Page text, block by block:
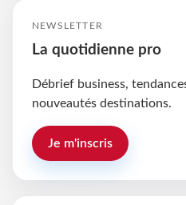
NEWSLETTER
La quotidienne pro
Débrief business,
nouveautés destinations.
Je m'inscris